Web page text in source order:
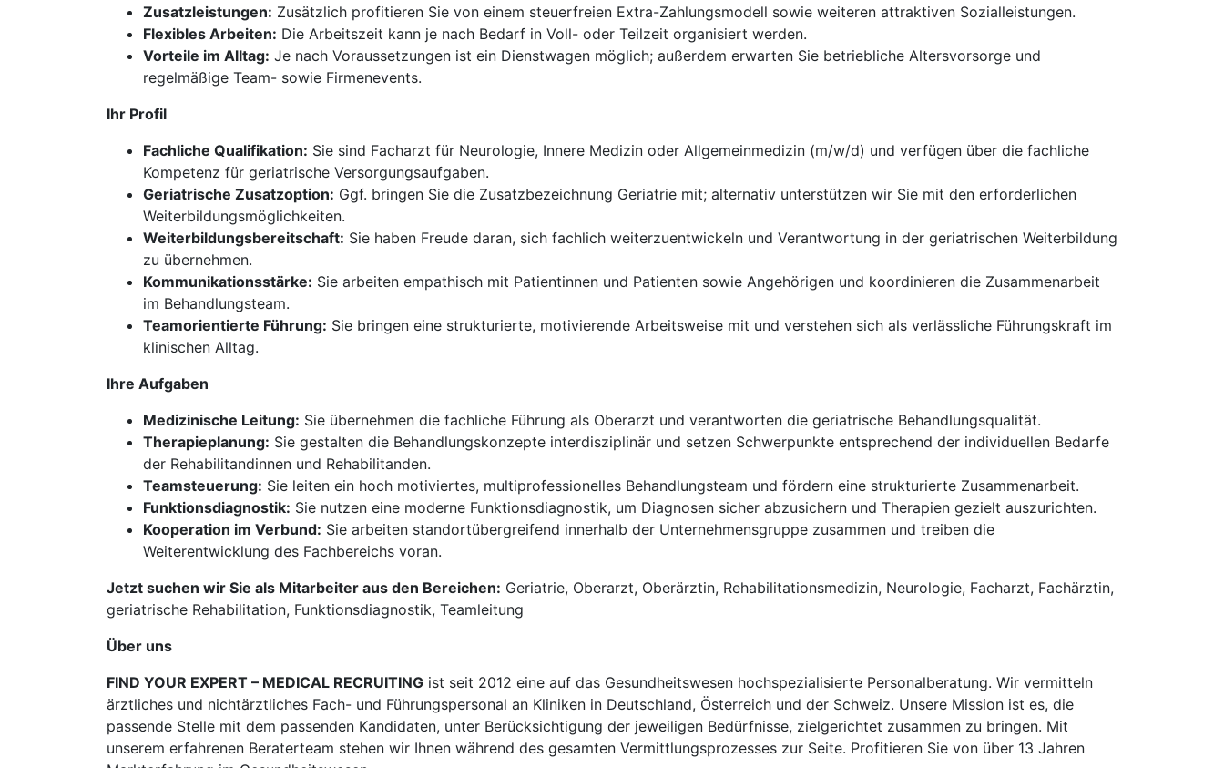
Zusatzleistungen: Zusätzlich profitieren Sie von einem steuerfreien Extra-Zahlungsmodell sowie weiteren attraktiven Sozialleistungen.
Flexibles Arbeiten: Die Arbeitszeit kann je nach Bedarf in Voll- oder Teilzeit organisiert werden.
Vorteile im Alltag: Je nach Voraussetzungen ist ein Dienstwagen möglich; außerdem erwarten Sie betriebliche Altersvorsorge und
regelmäßige Team- sowie Firmenevents.
Ihr Profil
Fachliche Qualifikation: Sie sind Facharzt für Neurologie, Innere Medizin oder Allgemeinmedizin (m/w/d) und verfügen über die fachliche
Kompetenz für geriatrische Versorgungsaufgaben.
Geriatrische Zusatzoption: Ggf. bringen Sie die Zusatzbezeichnung Geriatrie mit; alternativ unterstützen wir Sie mit den erforderlichen
Weiterbildungsmöglichkeiten.
Weiterbildungsbereitschaft: Sie haben Freude daran, sich fachlich weiterzuentwickeln und Verantwortung in der geriatrischen Weiterbildung
zu übernehmen.
Kommunikationsstärke: Sie arbeiten empathisch mit Patientinnen und Patienten sowie Angehörigen und koordinieren die Zusammenarbeit
im Behandlungsteam.
Teamorientierte Führung: Sie bringen eine strukturierte, motivierende Arbeitsweise mit und verstehen sich als verlässliche Führungskraft im
klinischen Alltag.
Ihre Aufgaben
Medizinische Leitung: Sie übernehmen die fachliche Führung als Oberarzt und verantworten die geriatrische Behandlungsqualität.
Therapieplanung: Sie gestalten die Behandlungskonzepte interdisziplinär und setzen Schwerpunkte entsprechend der individuellen Bedarfe
der Rehabilitandinnen und Rehabilitanden.
Teamsteuerung: Sie leiten ein hoch motiviertes, multiprofessionelles Behandlungsteam und fördern eine strukturierte Zusammenarbeit.
Funktionsdiagnostik: Sie nutzen eine moderne Funktionsdiagnostik, um Diagnosen sicher abzusichern und Therapien gezielt auszurichten.
Kooperation im Verbund: Sie arbeiten standortübergreifend innerhalb der Unternehmensgruppe zusammen und treiben die
Weiterentwicklung des Fachbereichs voran.
Jetzt suchen wir Sie als Mitarbeiter aus den Bereichen: Geriatrie, Oberarzt, Oberärztin, Rehabilitationsmedizin, Neurologie, Facharzt, Fachärztin,
geriatrische Rehabilitation, Funktionsdiagnostik, Teamleitung
Über uns
FIND YOUR EXPERT – MEDICAL RECRUITING ist seit 2012 eine auf das Gesundheitswesen hochspezialisierte Personalberatung. Wir vermitteln
ärztliches und nichtärztliches Fach- und Führungspersonal an Kliniken in Deutschland, Österreich und der Schweiz. Unsere Mission ist es, die
passende Stelle mit dem passenden Kandidaten, unter Berücksichtigung der jeweiligen Bedürfnisse, zielgerichtet zusammen zu bringen. Mit
unserem erfahrenen Beraterteam stehen wir Ihnen während des gesamten Vermittlungsprozesses zur Seite. Profitieren Sie von über 13 Jahren